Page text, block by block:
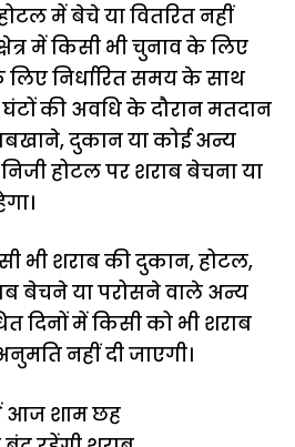
में बेचे या वितरित नहीं
में किसी भी चुनाव के लिए
निर्धारित समय के साथ
की अवधि के दौरान मतदान
दुकान या कोई अन्य
होटल पर शराब बेचना या
भी शराब की दुकान, होटल,
बेचने या परोसने वाले अन्य
दिनों में किसी को भी शराब
नहीं दी जाएगी।